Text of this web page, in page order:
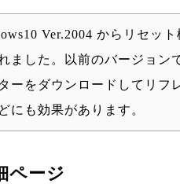
Ver.2004 からリセッ
ました。以前のバージョン
ーをダウンロードしてリフ
にも効果があります。
ページ